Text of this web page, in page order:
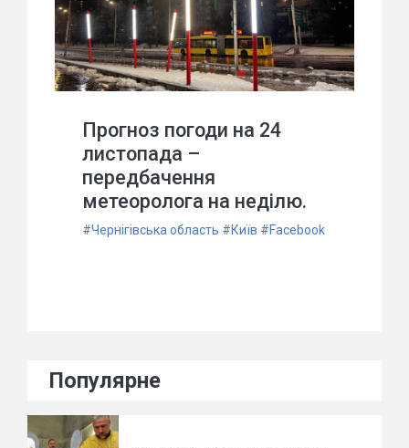
Прогноз погоди на 24
листопада –
передбачення
метеоролога на неділю.
#Чернігівська область #Київ #Facebook
Популярне